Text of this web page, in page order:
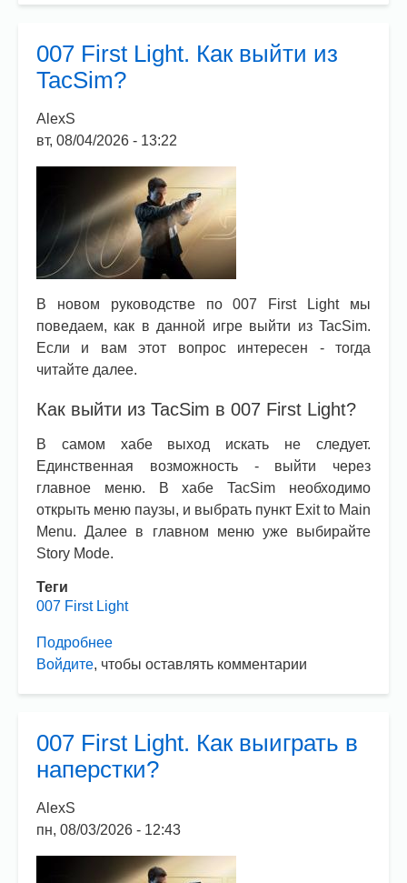
для
новичков
007 First Light. Как выйти из
TacSim?
AlexS
вт, 08/04/2026 - 13:22
В новом руководстве по 007 First Light мы
поведаем, как в данной игре выйти из TacSim.
Если и вам этот вопрос интересен - тогда
читайте далее.
Как выйти из TacSim в 007 First Light?
В самом хабе выход искать не следует.
Единственная возможность - выйти через
главное меню. В хабе TacSim необходимо
открыть меню паузы, и выбрать пункт Exit to Main
Menu. Далее в главном меню уже выбирайте
Story Mode.
Теги
007 First Light
Подробнее
007
выйти
из
Войдите, чтобы оставлять комментарии
007 First Light. Как выиграть в
наперстки?
AlexS
пн, 08/03/2026 - 12:43